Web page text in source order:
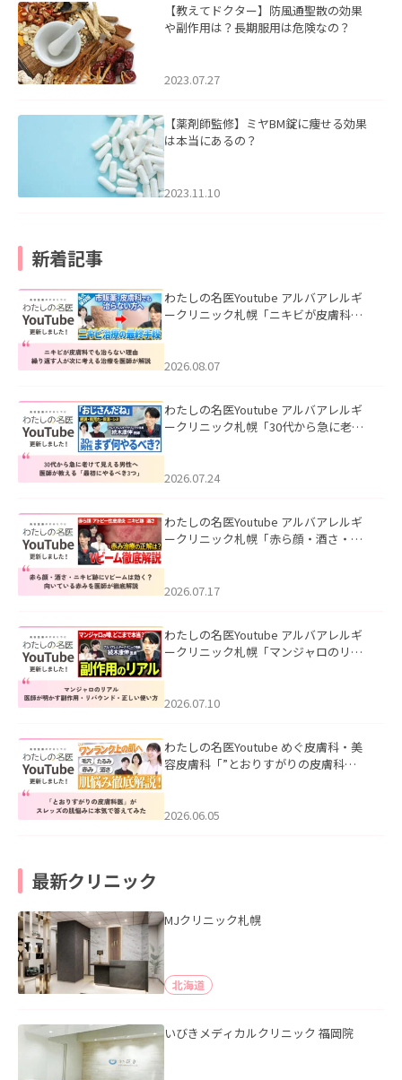
【教えてドクター】防風通聖散の効果
や副作用は？長期服用は危険なの？
2023.07.27
【薬剤師監修】ミヤBM錠に痩せる効果
は本当にあるの？
2023.11.10
新着記事
わたしの名医Youtube アルバアレルギ
ークリニック札幌「ニキビが皮膚科で
ました。
2026.08.07
わたしの名医Youtube アルバアレルギ
ークリニック札幌「30代から急に老け
た。
2026.07.24
わたしの名医Youtube アルバアレルギ
ークリニック札幌「赤ら顔・酒さ・ニ
した。
2026.07.17
わたしの名医Youtube アルバアレルギ
ークリニック札幌「マンジャロのリア
た。
2026.07.10
わたしの名医Youtube めぐ皮膚科・美
容皮膚科「”とおりすがりの皮膚科
2026.06.05
最新クリニック
MJクリニック札幌
北海道
いびきメディカルクリニック 福岡院